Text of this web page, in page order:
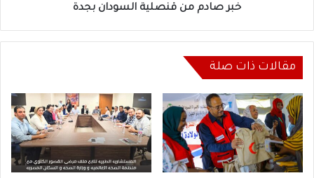
خبر صادم من قنصلية السودان بجدة
مقالات ذات صلة